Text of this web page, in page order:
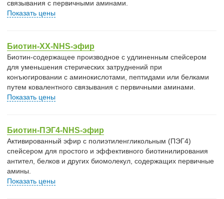
связывания с первичными аминами.
Показать цены
Биотин-XX-NHS-эфир
Биотин-содержащее производное с удлиненным спейсером
для уменьшения стерических затруднений при
конъюгировании с аминокислотами, пептидами или белками
путем ковалентного связывания с первичными аминами.
Показать цены
Биотин-ПЭГ4-NHS-эфир
Активированный эфир с полиэтиленгликольным (ПЭГ4)
спейсером для простого и эффективного биотинилирования
антител, белков и других биомолекул, содержащих первичные
амины.
Показать цены